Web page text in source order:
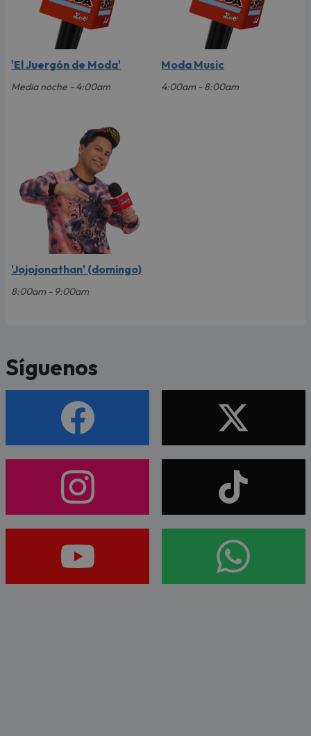
'El Juergón de Moda'
Media noche - 4:00am
Moda Music
4:00am - 8:00am
'Jojojonathan' (domingo)
8:00am - 9:00am
Síguenos